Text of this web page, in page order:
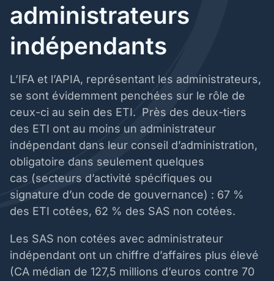
administrateurs
indépendants
L’IFA et l’APIA, représentant les administrateurs,
se sont évidemment penchées sur le rôle de
ceux-ci au sein des ETI. Près des deux-tiers
des ETI ont au moins un administrateur
indépendant dans leur conseil d’administration,
obligatoire dans seulement quelques
cas (secteurs d’activité spécifiques ou
signature d’un code de gouvernance) : 67 %
des ETI cotées, 62 % des SAS non cotées.
Les SAS non cotées avec administrateur
indépendant ont un chiffre d’affaires plus élevé
(CA médian de 127,5 millions d’euros contre 70